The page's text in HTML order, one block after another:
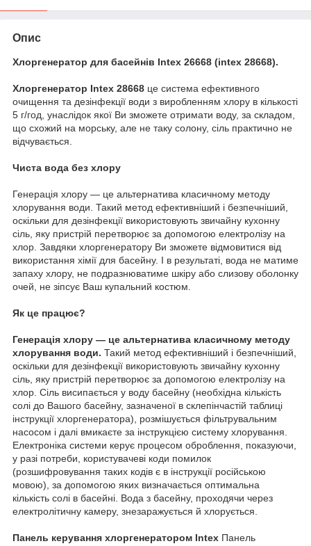
Опис
Хлоргенератор для басейнів Intex 26668 (intex 28668).
Хлоргенератор Intex 28668 це система ефективного
очищення та дезінфекції води з виробленням хлору в кількості
5 г/год, унаслідок якої Ви зможете отримати воду, за складом,
що схожий на морську, але не таку солону, сіль практично не
відчувається.
Чиста вода без хлору
Генерація хлору — це альтернатива класичному методу
хлорування води. Такий метод ефективніший і безпечніший,
оскільки для дезінфекції використовують звичайну кухонну
сіль, яку пристрій перетворює за допомогою електролізу на
хлор. Завдяки хлоргенератору Ви зможете відмовитися від
використання хімії для басейну. І в результаті, вода не матиме
запаху хлору, не подразнюватиме шкіру або слизову оболонку
очей, не зіпсує Ваш купальний костюм.
Як це працює?
Генерація хлору — це альтернатива класичному методу
хлорування води. Такий метод ефективніший і безпечніший,
оскільки для дезінфекції використовують звичайну кухонну
сіль, яку пристрій перетворює за допомогою електролізу на
хлор. Сіль висипається у воду басейну (необхідна кількість
солі до Вашого басейну, зазначеної в склепінчастій таблиці
інструкції хлоргенератора), розмішується фільтрувальним
насосом і далі вмикаєте за інструкцією систему хлорування.
Електроніка системи керує процесом оброблення, показуючи,
у разі потреби, користувачеві коди помилок
(розшифровування таких кодів є в інструкції російською
мовою), за допомогою яких визначається оптимальна
кількість солі в басейні. Вода з басейну, проходячи через
електролітичну камеру, знезаражується й хлорується.
Панель керування хлоргенератором Intex Панель